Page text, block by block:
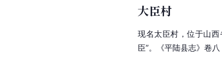
大臣村
现名太臣村，位于山
臣”。《平陆县志》卷